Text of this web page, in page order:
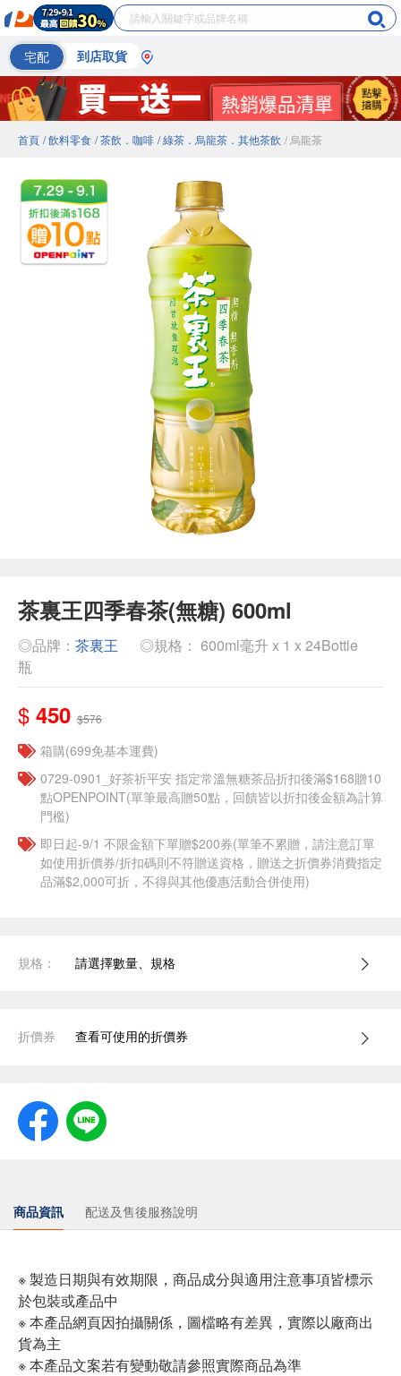
宅配 到店取貨
首頁 / 飲料零食 / 茶飲．咖啡 / 綠茶．烏龍茶．其他茶飲 / 烏龍茶
茶裏王四季春茶(無糖) 600ml
◎品牌： 茶裏王
◎規格： 600ml毫升 x 1 x 24Bottle
瓶
$ 450 $576
箱購(699免基本運費)
​​0729-0901_好茶祈平安 指定常溫無糖茶品折扣後滿$168贈10
點OPENPOINT(單筆最高贈50點，回饋皆以折扣後金額為計算
門檻)
即日起-9/1 不限金額下單贈$200券(單筆不累贈，請注意訂單
如使用折價券/折扣碼則不符贈送資格，贈送之折價券消費指定
品滿$2,000可折，不得與其他優惠活動合併使用)
規格： 請選擇數量、規格
折價券 查看可使用的折價券
商品資訊 配送及售後服務說明
※ 製造日期與有效期限，商品成分與適用注意事項皆標示
於包裝或產品中
※ 本產品網頁因拍攝關係，圖檔略有差異，實際以廠商出
貨為主
※ 本產品文案若有變動敬請參照實際商品為準